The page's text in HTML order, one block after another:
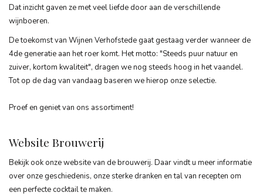
Dat inzicht gaven ze met veel liefde door aan de verschillende
wijnboeren.
De toekomst van Wijnen Verhofstede gaat gestaag verder wanneer de
4de generatie aan het roer komt. Het motto: "Steeds puur natuur en
zuiver, kortom kwaliteit", dragen we nog steeds hoog in het vaandel.
Tot op de dag van vandaag baseren we hierop onze selectie.
Proef en geniet van ons assortiment!
Website Brouwerij
Bekijk ook onze website van de brouwerij. Daar vindt u meer informatie
over onze geschiedenis, onze sterke dranken en tal van recepten om
een perfecte cocktail te maken.